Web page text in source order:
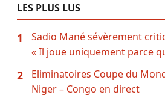
LES PLUS LUS
1
Sadio Mané sévèrement
« Il joue uniquement parce
2
Eliminatoires Coupe du
Niger – Congo en direct